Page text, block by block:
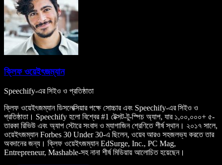
ক্লিফ ওয়েইৎজম্যান
Speechify-এর সিইও ও প্রতিষ্ঠাতা
ক্লিফ ওয়েইৎজম্যান ডিসলেক্সিয়ার পক্ষে সোচ্চার এবং Speechify-এর সিইও ও
প্রতিষ্ঠাতা। Speechify হলো বিশ্বের #1 টেক্সট-টু-স্পিচ অ্যাপ, যার ১,০০,০০০+ ৫-
তারকা রিভিউ এবং অ্যাপ স্টোরে সংবাদ ও ম্যাগাজিন শ্রেণিতে শীর্ষ স্থান। ২০১৭ সালে,
ওয়েইৎজম্যান Forbes 30 Under 30-এ ছিলেন, ওয়েব আরও সহজলভ্য করতে তার
অবদানের জন্য। ক্লিফ ওয়েইৎজম্যান EdSurge, Inc., PC Mag,
Entrepreneur, Mashable-সহ নানা শীর্ষ মিডিয়ায় আলোচিত হয়েছেন।